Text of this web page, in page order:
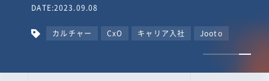
DATE:2023.09.08
カルチャー CxO キャリア入社 Jooto